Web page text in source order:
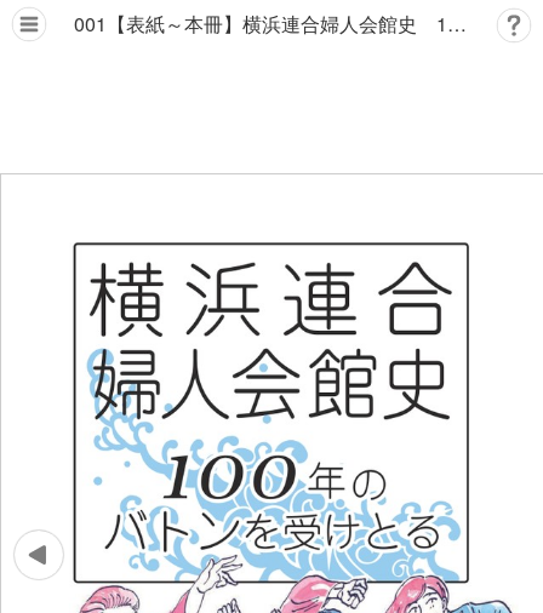
001【表紙～本冊】横浜連合婦人会館史 100年のバトンを受けとる